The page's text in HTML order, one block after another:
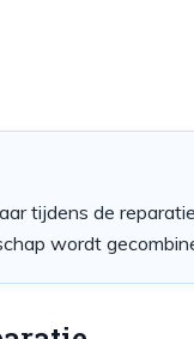
tijdens de
wordt